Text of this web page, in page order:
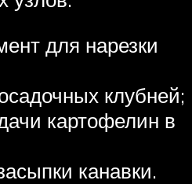
для нарезки
клубней;
картофелин в
канавки.